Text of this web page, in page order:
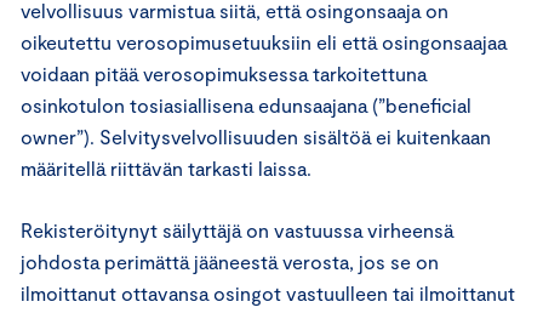
velvollisuus varmistua siitä, että osingonsaaja on
oikeutettu verosopimusetuuksiin eli että osingonsaajaa
voidaan pitää verosopimuksessa tarkoitettuna
osinkotulon tosiasiallisena edunsaajana (”beneficial
owner”). Selvitysvelvollisuuden sisältöä ei kuitenkaan
määritellä riittävän tarkasti laissa.
Rekisteröitynyt säilyttäjä on vastuussa virheensä
johdosta perimättä jääneestä verosta, jos se on
ilmoittanut ottavansa osingot vastuulleen tai ilmoittanut